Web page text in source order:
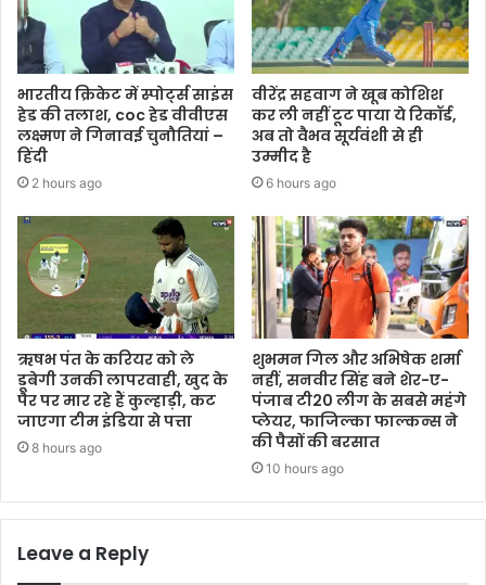
भारतीय क्रिकेट में स्पोर्ट्स साइंस
हेड की तलाश, coc हेड वीवीएस
लक्ष्मण ने गिनावई चुनौतियां –
हिंदी
2 hours ago
वीरेंद्र सहवाग ने खूब कोशिश
कर ली नहीं टूट पाया ये रिकॉर्ड,
अब तो वैभव सूर्यवंशी से ही
उम्मीद है
6 hours ago
ऋषभ पंत के करियर को ले
डूबेगी उनकी लापरवाही, खुद के
पैर पर मार रहे हैं कुल्हाड़ी, कट
जाएगा टीम इंडिया से पत्ता
8 hours ago
शुभमन गिल और अभिषेक शर्मा
नहीं, सनवीर सिंह बने शेर-ए-
पंजाब टी20 लीग के सबसे महंगे
प्लेयर, फाजिल्का फाल्कन्स ने
की पैसों की बरसात
10 hours ago
Leave a Reply